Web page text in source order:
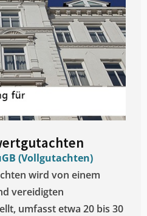
(Vollgutachten)
wird von einem
vereidigten
umfasst etwa 20 bis 30